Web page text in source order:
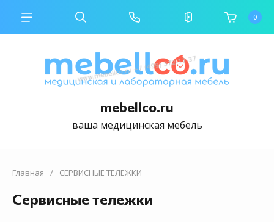
mebellco.ru
ваша медицинская мебель
0
Главная / СЕРВИСНЫЕ ТЕЛЕЖКИ
Сервисные тележки